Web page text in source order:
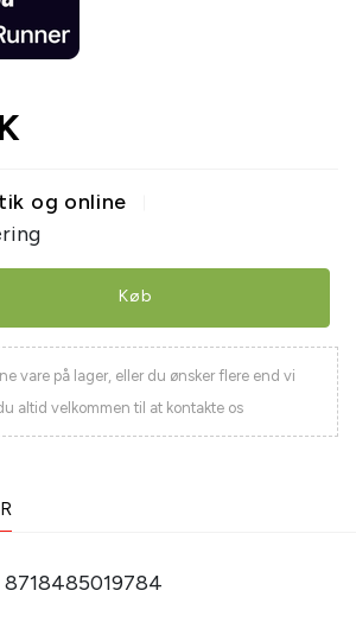
og online
Køb
vare på lager, eller du ønsker flere end vi
altid velkommen til at kontakte os
8718485019784